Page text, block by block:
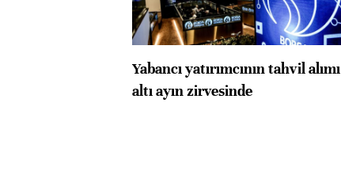
Yabancı yatırımcının tahvil alımı
altı ayın zirvesinde